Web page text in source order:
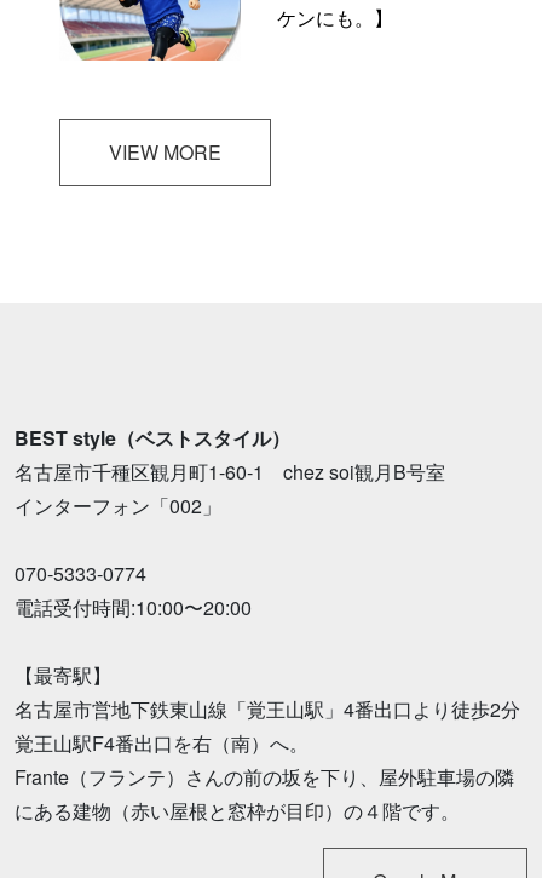
ケンにも。】
VIEW MORE
BEST style（ベストスタイル）
名古屋市千種区観月町1-60-1 chez soi観月B号室
インターフォン「002」
070-5333-0774
電話受付時間:10:00〜20:00
【最寄駅】
名古屋市営地下鉄東山線「覚王山駅」4番出口より徒歩2分
覚王山駅F4番出口を右（南）へ。
Frante（フランテ）さんの前の坂を下り、屋外駐車場の隣
にある建物（赤い屋根と窓枠が目印）の４階です。